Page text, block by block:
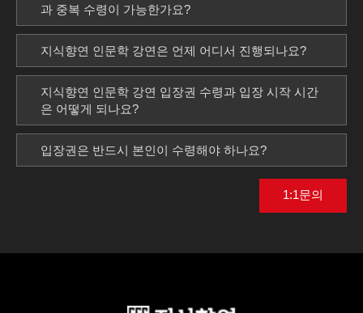
과 중복 수령이 가능한가요?
지식향연 인문학 강연은 언제 어디서 진행되나요?
지식향연 인문학 강연 입장권 수령과 입장 시작 시간
은 어떻게 되나요?
입장권은 반드시 본인이 수령해야 하나요?
1:1문의